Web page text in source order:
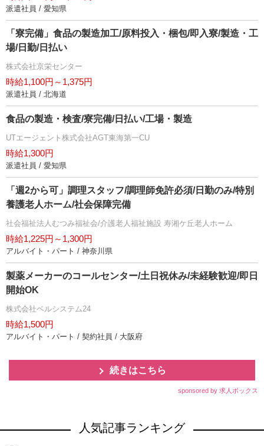
派遣社員 / 愛知県
「寮完備」食品の製造加工/原料投入・梱包/即入寮/製造・工
場/日勤/日払い
株式会社京栄センター
時給1,100円～1,375円
派遣社員 / 北海道
食品の製造・検査/寮完備/日払い/工場・製造
UTエージェント株式会社AGT東海第一CU
時給1,300円
派遣社員 / 愛知県
「週2から可」調理スタッフ/調理師免許必須/日勤のみ/特別
養護老人ホーム/社会保障完備
社会福祉法人むつみ福祉会/介護老人福祉施設 寿湘ケ丘老人ホーム
時給1,225円～1,300円
アルバイト・パート / 神奈川県
製薬メーカーのコールセンター/土日祝休み/未経験歓迎/即日
開始OK
株式会社ベルシステム24
時給1,500円
アルバイト・パート / 契約社員 / 大阪府
続きはこちら
sponsored by 求人ボックス
人気記事ランキング